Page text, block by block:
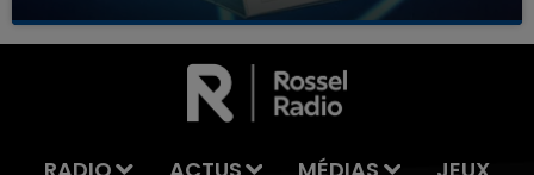
LA TEAM DE L'ÉTÉ
Que faire ce week-end dans les hauts-de-
France, la Marne et les Ardennes ?
RADIO ACTUS MÉDIAS JEUX